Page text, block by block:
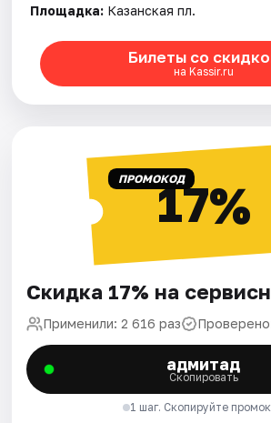
Площадка: Казанская пл.
Билеты со
на Kassir.ru
ПРОМОКОД17%
Скидка 17% на
Применили: 2 616 раз
адмитад
Скопировать
1 шаг. Скопируйте